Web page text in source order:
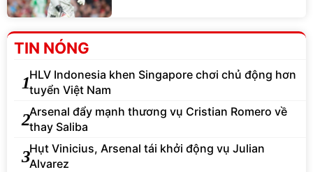
TIN NÓNG
1HLV Indonesia khen Singapore chơi chủ động hơn
tuyển Việt Nam
2Arsenal đẩy mạnh thương vụ Cristian Romero về
thay Saliba
3Hụt Vinicius, Arsenal tái khởi động vụ Julian
Alvarez